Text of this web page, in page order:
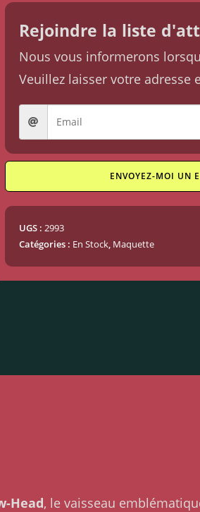
Rejoindre la liste
Nous vous informerons
Veuillez laisser votre adresse
ENVOYEZ-MOI UN
UGS : 2993
Catégories : En Stock, Maquette
Head, le vaisseau